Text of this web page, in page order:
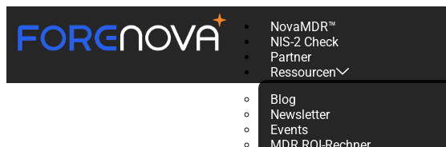
NovaMDR™
NIS-2 Check
Partner
Ressourcen
Blog
Newsletter
Events
Schlagwort: